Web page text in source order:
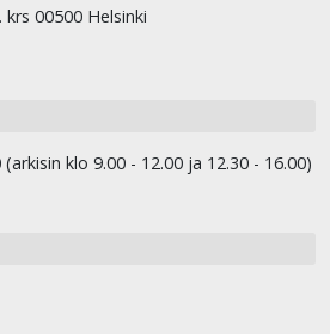
00500 Helsinki
klo 9.00 - 12.00 ja 12.30 - 16.00)